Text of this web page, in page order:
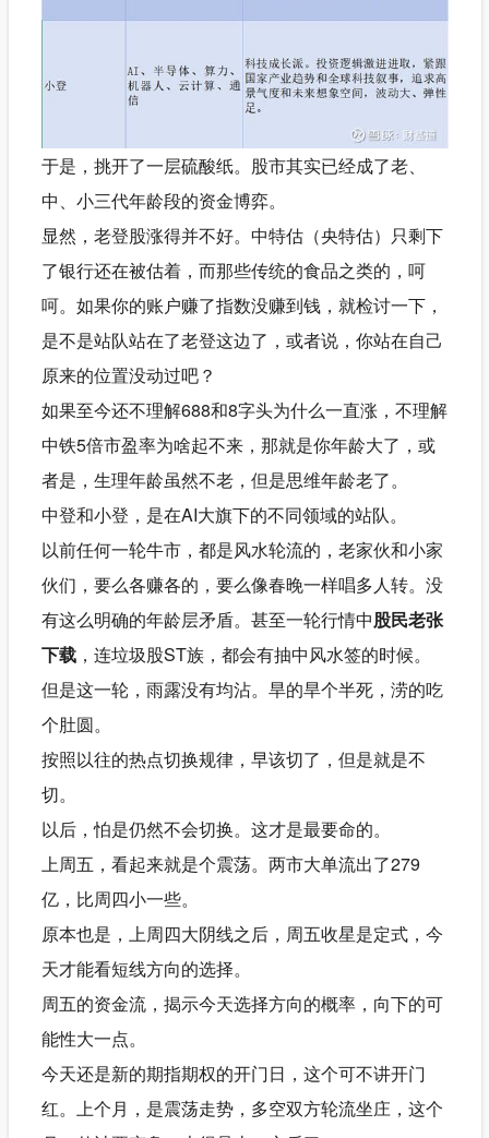
于是，挑开了一层硫酸纸。股市其实已经成了老、
中、小三代年龄段的资金博弈。
显然，老登股涨得并不好。中特估（央特估）只剩下
了银行还在被估着，而那些传统的食品之类的，呵
呵。如果你的账户赚了指数没赚到钱，就检讨一下，
是不是站队站在了老登这边了，或者说，你站在自己
原来的位置没动过吧？
如果至今还不理解688和8字头为什么一直涨，不理解
中铁5倍市盈率为啥起不来，那就是你年龄大了，或
者是，生理年龄虽然不老，但是思维年龄老了。
中登和小登，是在AI大旗下的不同领域的站队。
以前任何一轮牛市，都是风水轮流的，老家伙和小家
伙们，要么各赚各的，要么像春晚一样唱多人转。没
有这么明确的年龄层矛盾。甚至一轮行情中股民老张
下载，连垃圾股ST族，都会有抽中风水签的时候。
但是这一轮，雨露没有均沾。旱的旱个半死，涝的吃
个肚圆。
按照以往的热点切换规律，早该切了，但是就是不
切。
以后，怕是仍然不会切换。这才是最要命的。
上周五，看起来就是个震荡。两市大单流出了279
亿，比周四小一些。
原本也是，上周四大阴线之后，周五收星是定式，今
天才能看短线方向的选择。
周五的资金流，揭示今天选择方向的概率，向下的可
能性大一点。
今天还是新的期指期权的开门日，这个可不讲开门
红。上个月，是震荡走势，多空双方轮流坐庄，这个